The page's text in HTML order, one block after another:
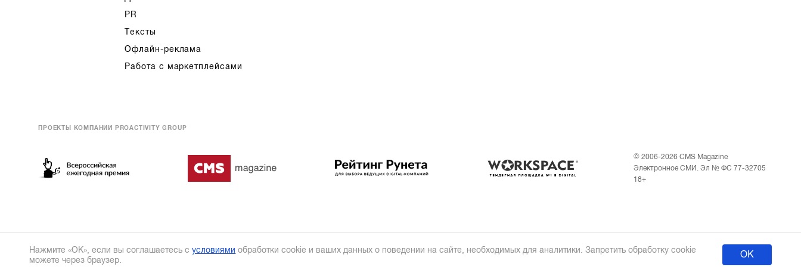
PR
Тексты
Офлайн-реклама
Работа с маркетплейсами
ПРОЕКТЫ КОМПАНИИ PROACTIVITY GROUP
© 2006-2026 CMS Magazine
Электронное СМИ. Эл № ФС 77-32705
18+
Нажмите «ОК», если вы соглашаетесь с условиями обработки cookie и ваших данных о поведении на сайте, необходимых для аналитики. Запретить обработку cookie
можете через браузер.
ОК